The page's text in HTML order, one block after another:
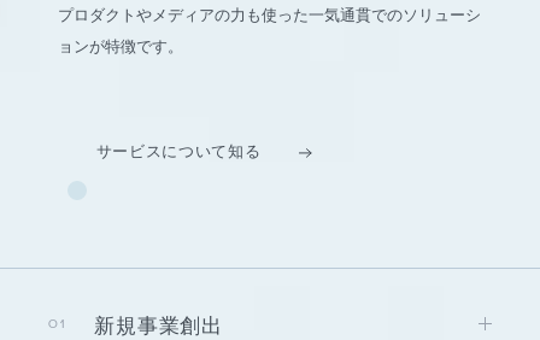
プロダクトやメディアの力も使った一気通貫でのソリューシ
ョンが特徴です。
サービスについて知る
01 新規事業創出